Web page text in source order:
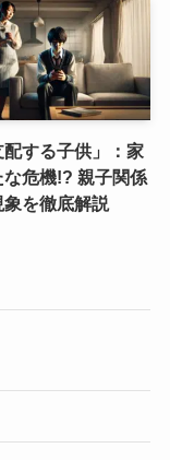
配する子供」：家
な危機!? 親子関係
を徹底解説